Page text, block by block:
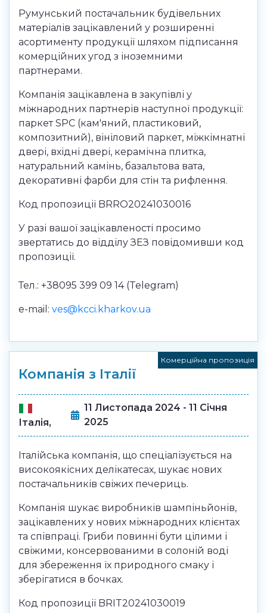
Румунський постачальник будівельних
матеріалів зацікавлений у розширенні
асортименту продукції шляхом підписання
комерційних угод з іноземними
партнерами.
Компанія зацікавлена в закупівлі у
міжнародних партнерів наступної продукції:
паркет SPC (кам'яний, пластиковий,
композитний), вініловий паркет, міжкімнатні
двері, вхідні двері, керамічна плитка,
натуральний камінь, базальтова вата,
декоративні фарби для стін та рифлення.
Код пропозиції BRRO20241030016
У разі вашої зацікавленості просимо
звертатись до відділу ЗЕЗ повідомивши код
пропозиції.
Тел.: +38095 399 09 14 (Telegram)
e-mail: ves@kcci.kharkov.ua
Компанія з Італії
Комерційна пропозиція
Італія,
11 Листопада 2024 - 11 Січня
2025
Італійська компанія, що спеціалізується на
високоякісних делікатесах, шукає нових
постачальників свіжих печериць.
Компанія шукає виробників шампіньйонів,
зацікавлених у нових міжнародних клієнтах
та співпраці. Гриби повинні бути цілими і
свіжими, консервованими в солоній воді
для збереження їх природного смаку і
зберігатися в бочках.
Код пропозиції BRIT20241030019